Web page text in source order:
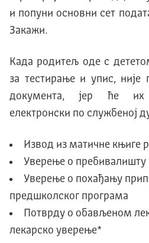
и попуни основни сет
Закажи.
Када родитељ оде с
за тестирање и упис,
документа, јер ће их
електронски по службеној
Извод из матичне књиге
Уверење о пребивалишту
Уверење о похађању
предшколског програма
Потврду о обављеном
лекарско уверење*